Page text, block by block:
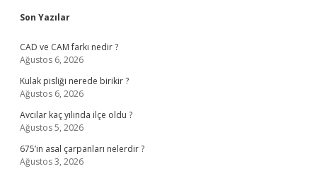
Sidebar
Son Yazılar
CAD ve CAM farkı nedir ?
Ağustos 6, 2026
Kulak pisliği nerede birikir ?
Ağustos 6, 2026
Avcılar kaç yılında ilçe oldu ?
Ağustos 5, 2026
675’in asal çarpanları nelerdir ?
Ağustos 3, 2026